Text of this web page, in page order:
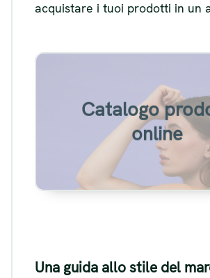
acquistare i tuoi prodotti in un
Catalogo
online
Esempio del catalogo
di un marchio di
Visualizza
Una guida allo stile del